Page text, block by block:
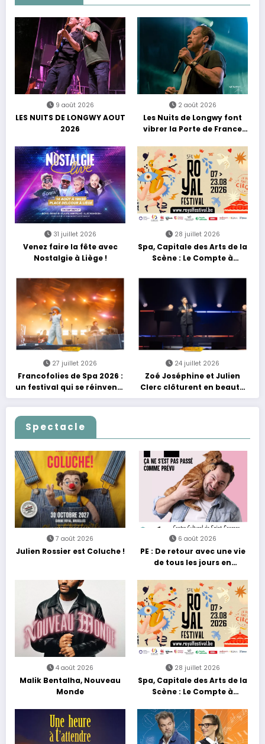
9 août 2026
LES NUITS DE LONGWY AOUT
2026
2 août 2026
Les Nuits de Longwy font
vibrer la Porte de France
découvertes et énergie
reggae
31 juillet 2026
Venez faire la fête avec
Nostalgie à Liège !
28 juillet 2026
Spa, Capitale des Arts de la
Scène : Le Compte à
27 juillet 2026
Francofolies de Spa 2026 :
un festival qui se réinvente
entre nouveautés et
grands moments de scène
24 juillet 2026
Zoé Joséphine et Julien
Clerc clôturent en beauté
Les Nuits Francofolies au
Casino
Spectacle
7 août 2026
Julien Rossier est Coluche !
6 août 2026
PE : De retour avec une vie
de tous les jours en
4 août 2026
Malik Bentalha, Nouveau
Monde
28 juillet 2026
Spa, Capitale des Arts de la
Scène : Le Compte à